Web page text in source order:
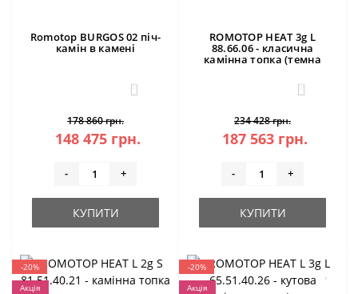
Romotop BURGOS 02 піч-
камін в камені
3
178 860 грн.
148 475 грн.
- +
КУПИТИ
ROMOTOP HEAT 3g L
88.66.06 - класична
камінна топка (темна
0
234 428 грн.
187 563 грн.
- +
КУПИТИ
-20%
Акція
-20%
Акція